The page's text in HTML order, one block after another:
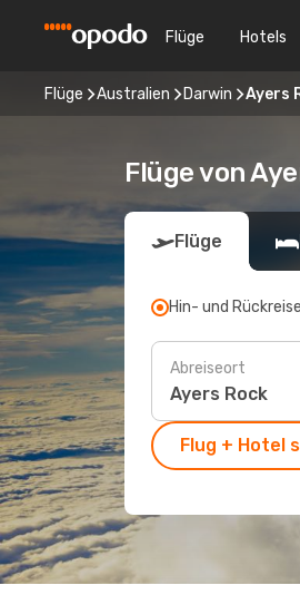
Flüge Hotels
Flüge Australien Darwin Ayers
Flüge von
Flüge
Hin- und Rückreise
Abreiseort
Flug + Hotel